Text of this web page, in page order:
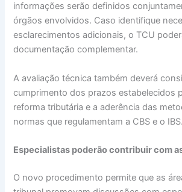
informações serão definidos
órgãos envolvidos. Caso identifique
esclarecimentos adicionais, o TCU
documentação complementar.
A avaliação técnica também deverá
cumprimento dos prazos estabelecidos
reforma tributária e a aderência das
normas que regulamentam a CBS e o IBS.
Especialistas poderão contribuir com
O novo procedimento permite que as